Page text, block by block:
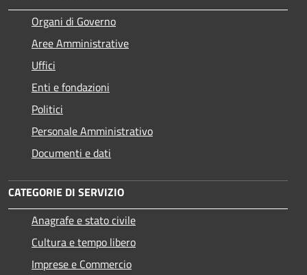
Organi di Governo
Aree Amministrative
Uffici
Enti e fondazioni
Politici
Personale Amministrativo
Documenti e dati
CATEGORIE DI SERVIZIO
Anagrafe e stato civile
Cultura e tempo libero
Imprese e Commercio